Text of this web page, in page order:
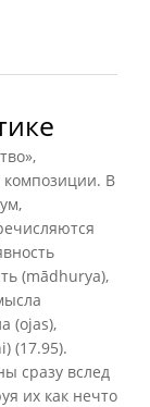
композиции. В
(mādhurya),
(ojas),
(17.95).
сразу вслед
их как нечто